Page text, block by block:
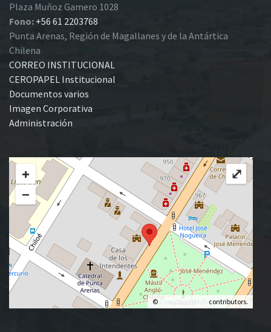
Plaza Muñoz Gamero 1028
Fono: +56 61 2203768
Punta Arenas, Región de Magallanes y de la Antártica
Chilena
CORREO INSTITUCIONAL
CEROPAPEL Institucional
Documentos varios
Imagen Corporativa
Administración
+
−
© OpenStreetMap contributors.
⤢